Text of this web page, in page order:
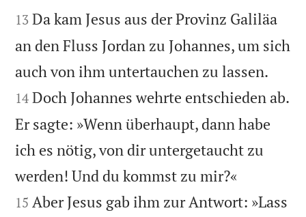


13 Da kam Jesus aus der Provinz Galiläa
an den Fluss Jordan zu Johannes, um sich
auch von ihm untertauchen zu lassen.
14 Doch Johannes wehrte entschieden ab.
Er sagte: »Wenn überhaupt, dann habe
ich es nötig, von dir untergetaucht zu
werden! Und du kommst zu mir?«
15 Aber Jesus gab ihm zur Antwort: »Lass